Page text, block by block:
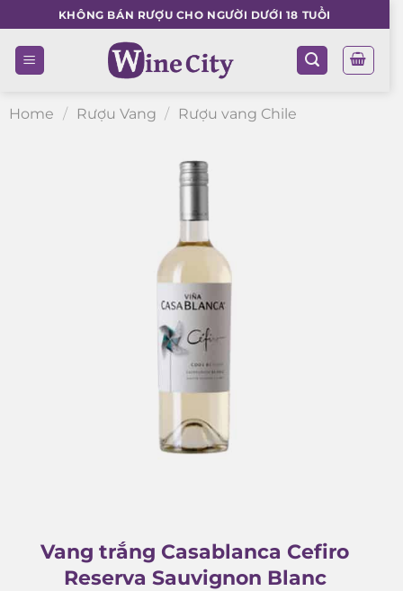
to
content
KHÔNG BÁN RƯỢU CHO NGƯỜI DƯỚI 18 TUỔI
Home / Rượu Vang / Rượu vang Chile
Vang trắng Casablanca Cefiro
Reserva Sauvignon Blanc